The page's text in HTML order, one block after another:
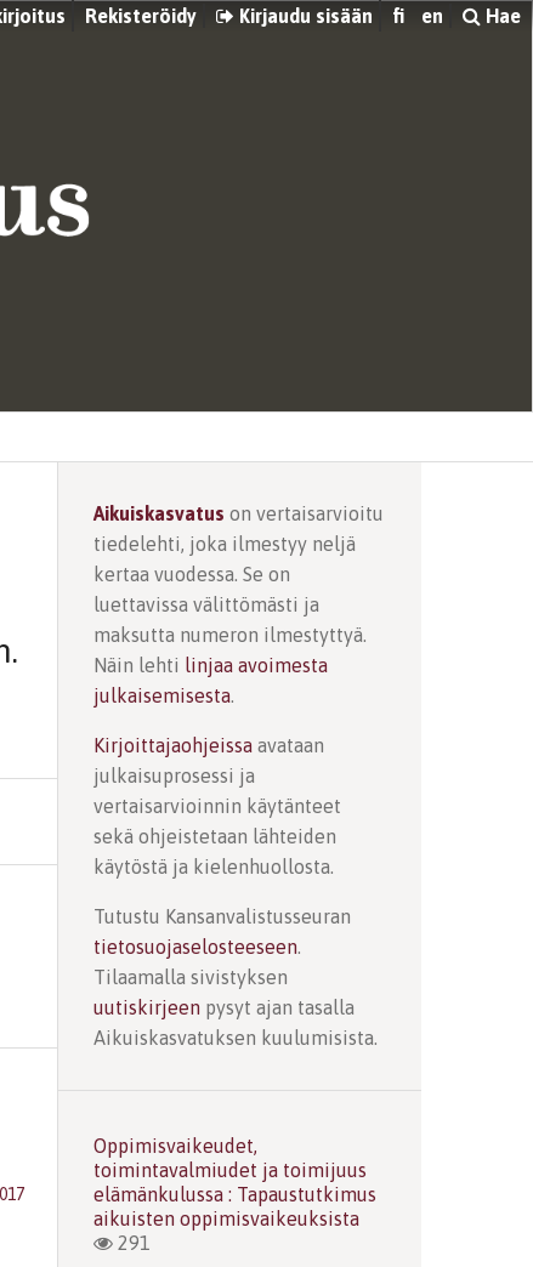
Rekisteröidy Kirjaudu sisään fi en Hae
Aikuiskasvatus on vertaisarvioitu
tiedelehti, joka ilmestyy neljä
kertaa vuodessa. Se on
luettavissa välittömästi ja
maksutta numeron ilmestyttyä.
Näin lehti linjaa avoimesta
julkaisemisesta.
Kirjoittajaohjeissa avataan
julkaisuprosessi ja
vertaisarvioinnin käytänteet
sekä ohjeistetaan lähteiden
käytöstä ja kielenhuollosta.
Tutustu Kansanvalistusseuran
tietosuojaselosteeseen.
Tilaamalla sivistyksen
uutiskirjeen pysyt ajan tasalla
Aikuiskasvatuksen kuulumisista.
Oppimisvaikeudet,
toimintavalmiudet ja toimijuus
elämänkulussa : Tapaustutkimus
aikuisten oppimisvaikeuksista
291